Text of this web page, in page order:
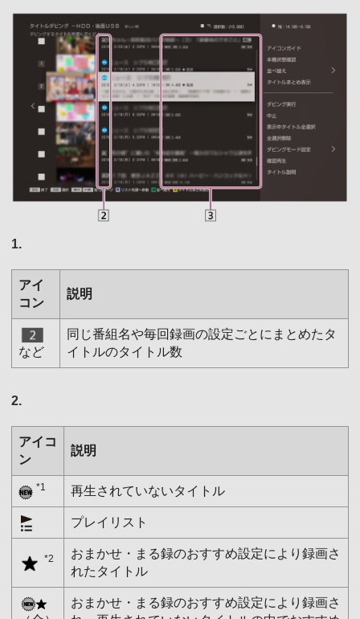
1.
アイ
コン
説明
など
同じ番組名や毎回録画の設定ごとにまとめたタ
イトルのタイトル数
2.
アイコ
ン
説明
*1 再生されていないタイトル
プレイリスト
*2
おまかせ・まる録のおすすめ設定により録画さ
れたタイトル
おまかせ・まる録のおすすめ設定により録画さ